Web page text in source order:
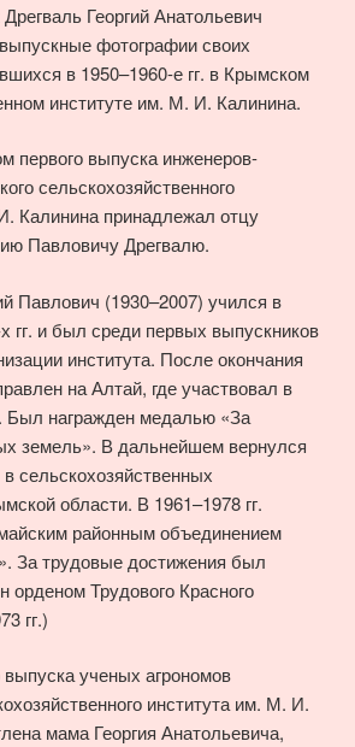
Георгий Анатольевич
фотографии своих
в 1950–1960-е гг. в Крымском
институте им. М. И. Калинина.
первого выпуска инженеров-
сельскохозяйственного
Калинина принадлежал отцу
Павловичу Дрегвалю.
Павлович (1930–2007) учился в
гг. и был среди первых выпускников
института. После окончания
на Алтай, где участвовал в
Был награжден медалью «За
земель». В дальнейшем вернулся
сельскохозяйственных
области. В 1961–1978 гг.
районным объединением
За трудовые достижения был
орденом Трудового Красного
гг.)
выпуска ученых агрономов
института им. М. И.
мама Георгия Анатольевича,